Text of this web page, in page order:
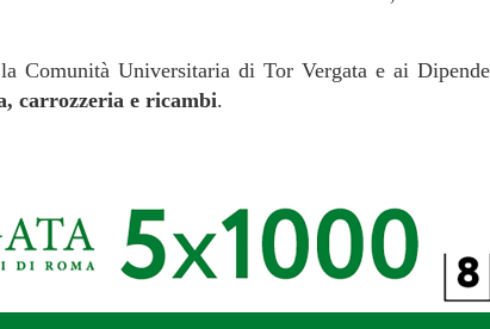
Comunità Universitaria di Tor Vergata e ai
carrozzeria e ricambi.